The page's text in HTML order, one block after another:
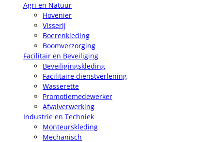
Agri en Natuur
Hovenier
Visserij
Boerenkleding
Boomverzorging
Facilitair en Beveiliging
Beveiligingskleding
Facilitaire dienstverlening
Wasserette
Promotiemedewerker
Afvalverwerking
Industrie en Techniek
Monteurskleding
Mechanisch